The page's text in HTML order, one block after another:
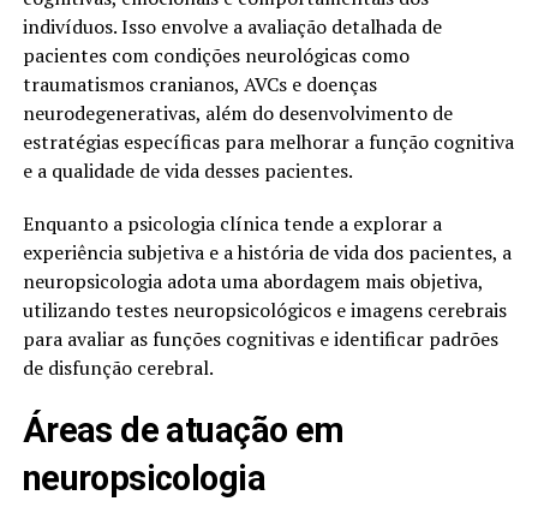
indivíduos. Isso envolve a avaliação detalhada de
pacientes com condições neurológicas como
traumatismos cranianos, AVCs e doenças
neurodegenerativas, além do desenvolvimento de
estratégias específicas para melhorar a função cognitiva
e a qualidade de vida desses pacientes.
Enquanto a psicologia clínica tende a explorar a
experiência subjetiva e a história de vida dos pacientes, a
neuropsicologia adota uma abordagem mais objetiva,
utilizando testes neuropsicológicos e imagens cerebrais
para avaliar as funções cognitivas e identificar padrões
de disfunção cerebral.
Áreas de atuação em
neuropsicologia